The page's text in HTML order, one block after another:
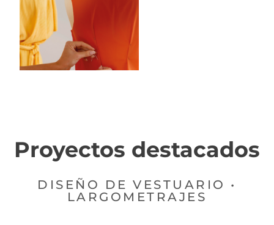
Proyectos destacados
DISEÑO DE VESTUARIO •
LARGOMETRAJES